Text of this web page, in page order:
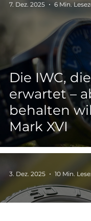
Die IWC,
erwartet –
behalten
Mark XVI
7. Dez. 2025 6 Min.
3. Dez. 2025 10 Min.